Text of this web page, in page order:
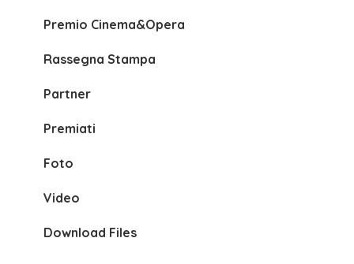
Premio Cinema&Opera
Rassegna Stampa
Partner
Premiati
Foto
Video
Download Files